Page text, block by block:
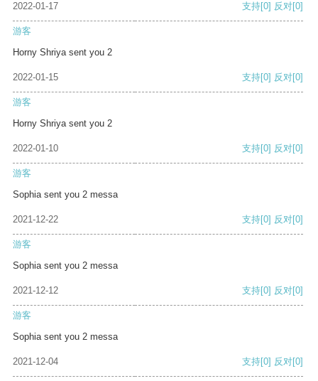
2022-01-17 支持[0] 反对[0]
游客
Horny Shriya sent you 2
2022-01-15 支持[0] 反对[0]
游客
Horny Shriya sent you 2
2022-01-10 支持[0] 反对[0]
游客
Sophia sent you 2 messa
2021-12-22 支持[0] 反对[0]
游客
Sophia sent you 2 messa
2021-12-12 支持[0] 反对[0]
游客
Sophia sent you 2 messa
2021-12-04 支持[0] 反对[0]